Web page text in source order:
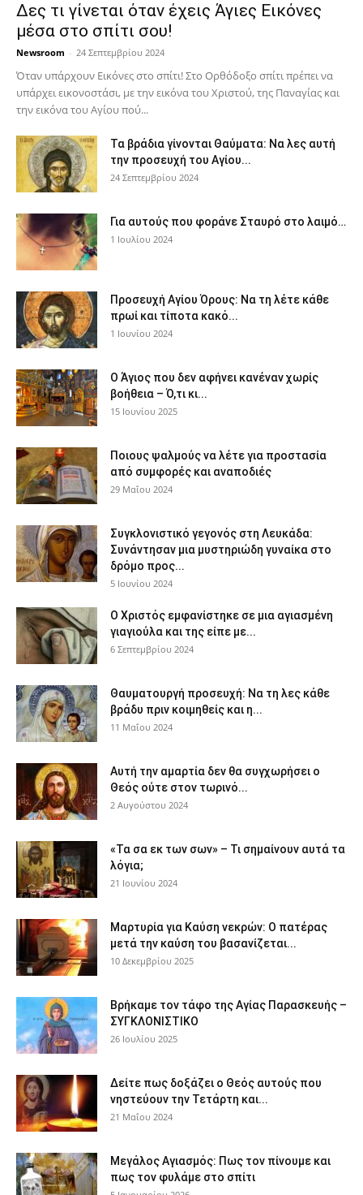
Δες τι γίνεται όταν έχεις Άγιες Εικόνες
μέσα στο σπίτι σου!
Newsroom - 24 Σεπτεμβρίου 2024
Όταν υπάρχουν Εικόνες στο σπίτι! Στο Ορθόδοξο σπίτι πρέπει να
υπάρχει εικονοστάσι, με την εικόνα του Χριστού, της Παν­αγίας και
την εικόνα του Αγίου πού...
Τα βράδια γίνονται Θαύματα: Να λες αυτή
την προσευχή του Αγίου...
24 Σεπτεμβρίου 2024
Για αυτούς που φοράνε Σταυρό στο λαιμό…
1 Ιουλίου 2024
Προσευχή Αγίου Όρους: Να τη λέτε κάθε
πρωί και τίποτα κακό...
1 Ιουνίου 2024
Ο Άγιος που δεν αφήνει κανέναν χωρίς
βοήθεια – Ό,τι κι...
15 Ιουνίου 2025
Ποιους ψαλμούς να λέτε για προστασία
από συμφορές και αναποδιές
29 Μαΐου 2024
Συγκλονιστικό γεγονός στη Λευκάδα:
Συνάντησαν μια μυστηριώδη γυναίκα στο
δρόμο προς...
5 Ιουνίου 2024
Ο Χριστός εμφανίστηκε σε μια αγιασμένη
γιαγιούλα και της είπε με...
6 Σεπτεμβρίου 2024
Θαυματουργή προσευχή: Να τη λες κάθε
βράδυ πριν κοιμηθείς και η...
11 Μαΐου 2024
Αυτή την αμαρτία δεν θα συγχωρήσει ο
Θεός ούτε στον τωρινό...
2 Αυγούστου 2024
«Τα σα εκ των σων» – Τι σημαίνουν αυτά τα
λόγια;
21 Ιουνίου 2024
Μαρτυρία για Καύση νεκρών: Ο πατέρας
μετά την καύση του βασανίζεται...
10 Δεκεμβρίου 2025
Βρήκαμε τον τάφο της Αγίας Παρασκευής –
ΣΥΓΚΛΟΝΙΣΤΙΚΟ
26 Ιουλίου 2025
Δείτε πως δοξάζει ο Θεός αυτούς που
νηστεύουν την Τετάρτη και...
21 Μαΐου 2024
Μεγάλος Αγιασμός: Πως τον πίνουμε και
πως τον φυλάμε στο σπίτι